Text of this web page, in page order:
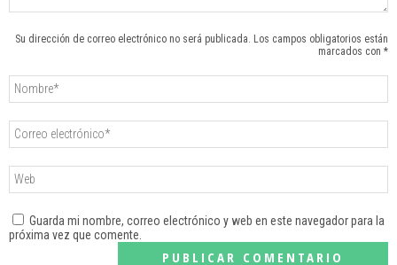
Su dirección de correo electrónico no será publicada. Los campos obligatorios están
marcados con *
Guarda mi nombre, correo electrónico y web en este navegador para la
próxima vez que comente.